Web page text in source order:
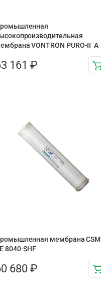
VONTRON PURO-II А
161 ₽
мембрана CSM
8040-SHF
680₽